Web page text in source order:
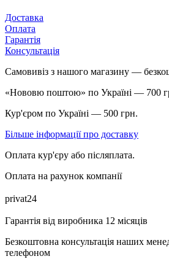
Доставка
Оплата
Гарантія
Консультація
Самовивіз з нашого магазину —
«Нововю поштою» по Україні — 700
Кур'єром по Україні — 500 грн.
Більше інформації про доставку
Оплата кур'єру або післяплата.
Оплата на рахунок компанії
privat24
Гарантія від виробника 12 місяців
Безкоштовна консультація наших
телефоном